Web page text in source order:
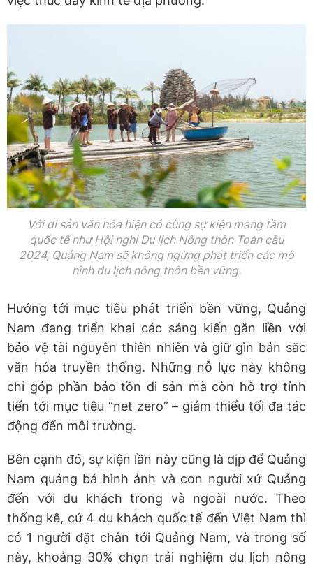
Với di sản văn hóa hiện có cùng sự kiện mang tầm
quốc tế như Hội nghị Du lịch Nông thôn Toàn cầu
2024, Quảng Nam sẽ không ngừng phát triển các mô
hình du lịch nông thôn bền vững.
Hướng tới mục tiêu phát triển bền vững, Quảng
Nam đang triển khai các sáng kiến gắn liền với
bảo vệ tài nguyên thiên nhiên và giữ gìn bản sắc
văn hóa truyền thống. Những nỗ lực này không
chỉ góp phần bảo tồn di sản mà còn hỗ trợ tỉnh
tiến tới mục tiêu “net zero” – giảm thiểu tối đa tác
động đến môi trường.
Bên cạnh đó, sự kiện lần này cũng là dịp để Quảng
Nam quảng bá hình ảnh và con người xứ Quảng
đến với du khách trong và ngoài nước. Theo
thống kê, cứ 4 du khách quốc tế đến Việt Nam thì
có 1 người đặt chân tới Quảng Nam, và trong số
này, khoảng 30% chọn trải nghiệm du lịch nông